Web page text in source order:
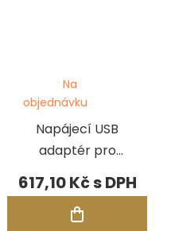
Napájecí USB
adaptér pro
testery
Presidium
Na
objednávku
617,10 Kč